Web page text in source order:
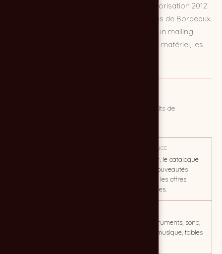
Création et exécution du catalogue de sonorisation 2012
pour Centralsono, à Villenave d'Ornon, près de Bordeaux.
Un support coloré et festif, pensé comme un mailing
postal de prospection mettant en valeur le matériel, les
Conception et exécution d'un catalogue produits de
TON / AMBIANCE
Coloré et festif, le catalogue
valorise les nouveautés
techniques et les offres
promotionnelles.
musique, instruments, sono,
magasin de musique, tables